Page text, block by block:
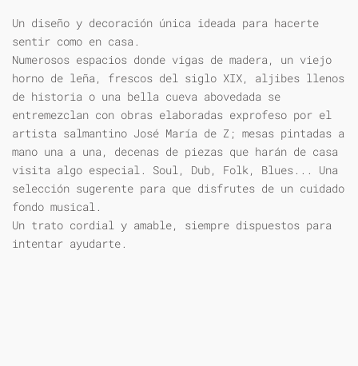
Un diseño y decoración única ideada para hacerte
sentir como en casa.
Numerosos espacios donde vigas de madera, un viejo
horno de leña, frescos del siglo XIX, aljibes llenos
de historia o una bella cueva abovedada se
entremezclan con obras elaboradas exprofeso por el
artista salmantino José María de Z; mesas pintadas a
mano una a una, decenas de piezas que harán de casa
visita algo especial. Soul, Dub, Folk, Blues... Una
selección sugerente para que disfrutes de un cuidado
fondo musical.
Un trato cordial y amable, siempre dispuestos para
intentar ayudarte.